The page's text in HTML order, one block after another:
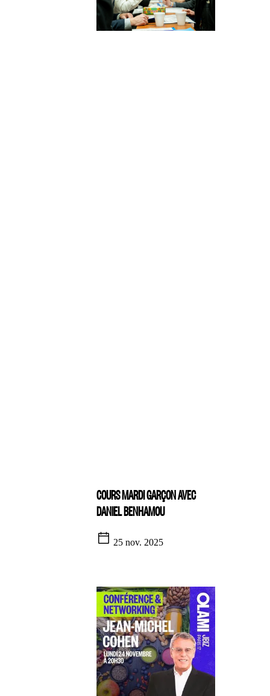
COURS MARDI GARÇON AVEC
DANIEL BENHAMOU
25 nov. 2025